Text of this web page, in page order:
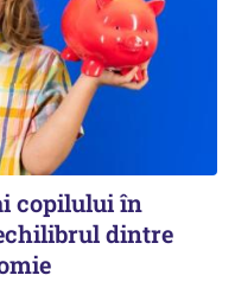
copilului în
dintre